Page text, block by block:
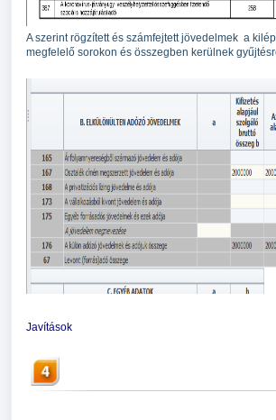
A szerint rögzített és számfejtett jövedelmek a
megfelelő sorokon és összegben kerülnek
Javítások